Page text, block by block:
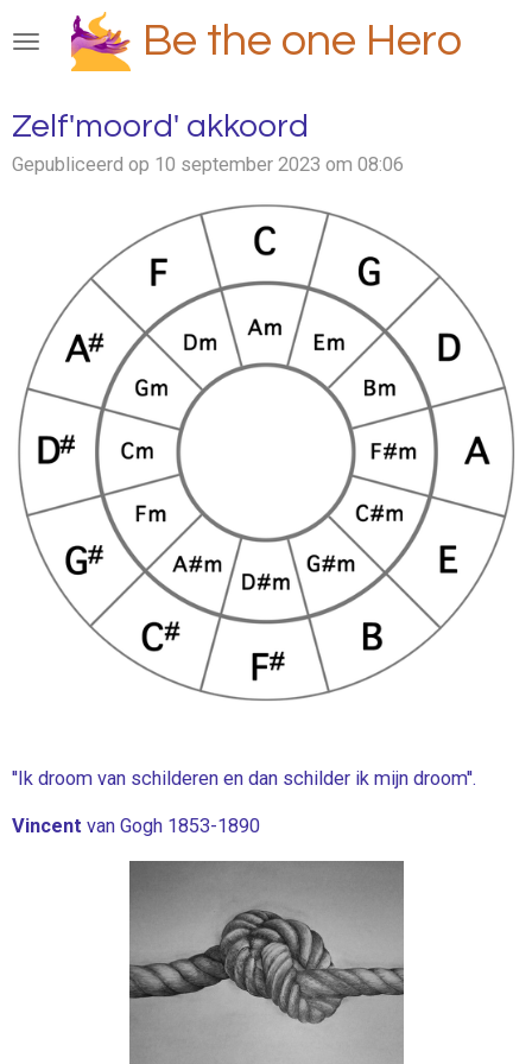
direct
de
hoofdinhoud
Be the one Hero
Zelf'moord' akkoord
Gepubliceerd op 10 september 2023 om 08:06
''Ik droom van schilderen en dan schilder ik mijn droom''.
Vincent van Gogh 1853-1890